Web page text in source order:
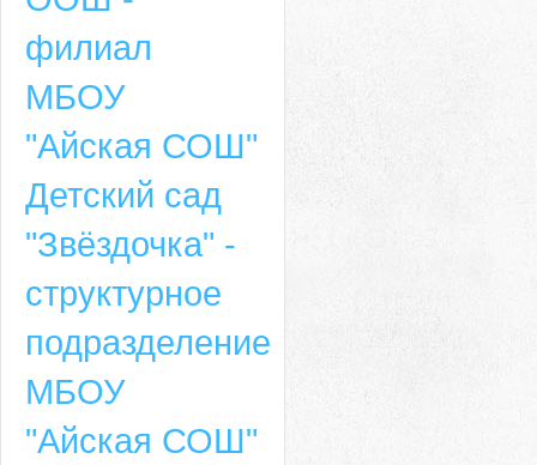
филиал
МБОУ
"Айская СОШ"
Детский сад
"Звёздочка" -
структурное
подразделение
МБОУ
"Айская СОШ"